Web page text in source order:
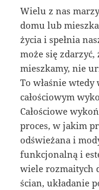
Wielu z nas
domu lub
życia i spełnia
może się
mieszkamy, nie
To właśnie
całościowym
Całościowe
proces, w jakim
odświeżana i
funkcjonalną i
wiele rozmaitych
ścian, układanie